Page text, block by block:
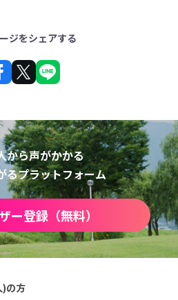
ジをシェアする
から声がかかる
るプラットフォーム
ー登録（無料）
)の方